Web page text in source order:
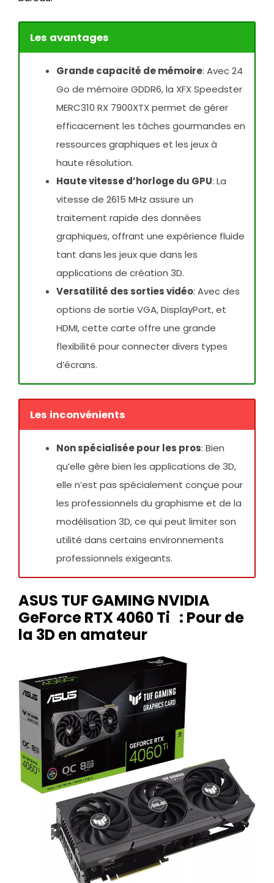
Les avantages
Grande capacité de mémoire: Avec 24
Go de mémoire GDDR6, la XFX Speedster
MERC310 RX 7900XTX permet de gérer
efficacement les tâches gourmandes en
ressources graphiques et les jeux à
haute résolution.
Haute vitesse d’horloge du GPU: La
vitesse de 2615 MHz assure un
traitement rapide des données
graphiques, offrant une expérience fluide
tant dans les jeux que dans les
applications de création 3D.
Versatilité des sorties vidéo: Avec des
options de sortie VGA, DisplayPort, et
HDMI, cette carte offre une grande
flexibilité pour connecter divers types
d’écrans.
Les inconvénients
Non spécialisée pour les pros: Bien
qu’elle gère bien les applications de 3D,
elle n’est pas spécialement conçue pour
les professionnels du graphisme et de la
modélisation 3D, ce qui peut limiter son
utilité dans certains environnements
professionnels exigeants.
ASUS TUF GAMING NVIDIA
GeForce RTX 4060 Ti : Pour de
la 3D en amateur